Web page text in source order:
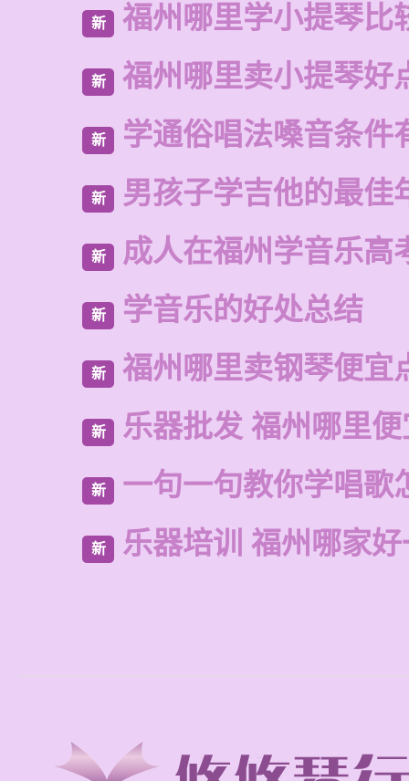
新 福州哪里学小提琴比
新 福州哪里卖小提琴好
新 学通俗唱法嗓音条件
新 男孩子学吉他的最佳
新 成人在福州学音乐高
新 学音乐的好处总结
新 福州哪里卖钢琴便宜
新 乐器批发 福州哪里
新 一句一句教你学唱歌
新 乐器培训 福州哪家